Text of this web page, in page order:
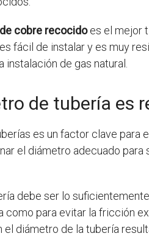
cobre recocidoes el mejor
fácil de instalar y es muy
instalación de gas natural.
de tubería es
es un factor clave para
el diámetro adecuado
debe ser lo
como para evitar la fricción
el diámetro de la tubería